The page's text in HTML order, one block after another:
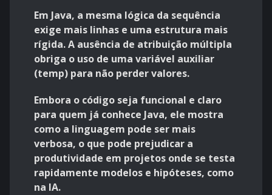
Em Java, a mesma lógica da sequência
exige mais linhas e uma estrutura mais
rígida. A ausência de atribuição múltipla
obriga o uso de uma variável auxiliar
(temp) para não perder valores.
Embora o código seja funcional e claro
para quem já conhece Java, ele mostra
como a linguagem pode ser mais
verbosa, o que pode prejudicar a
produtividade em projetos onde se testa
rapidamente modelos e hipóteses, como
na IA.